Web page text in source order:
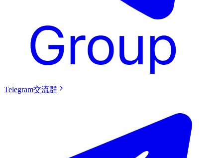
Telegram交流群